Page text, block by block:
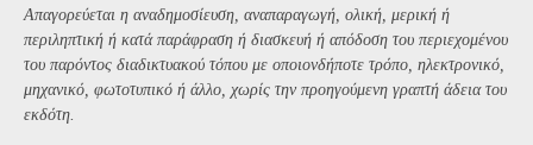
Απαγορεύεται η αναδημοσίευση, αναπαραγωγή, ολική, μερική ή
περιληπτική ή κατά παράφραση ή διασκευή ή απόδοση του περιεχομένου
του παρόντος διαδικτυακού τόπου με οποιονδήποτε τρόπο, ηλεκτρονικό,
μηχανικό, φωτοτυπικό ή άλλο, χωρίς την προηγούμενη γραπτή άδεια του
εκδότη.